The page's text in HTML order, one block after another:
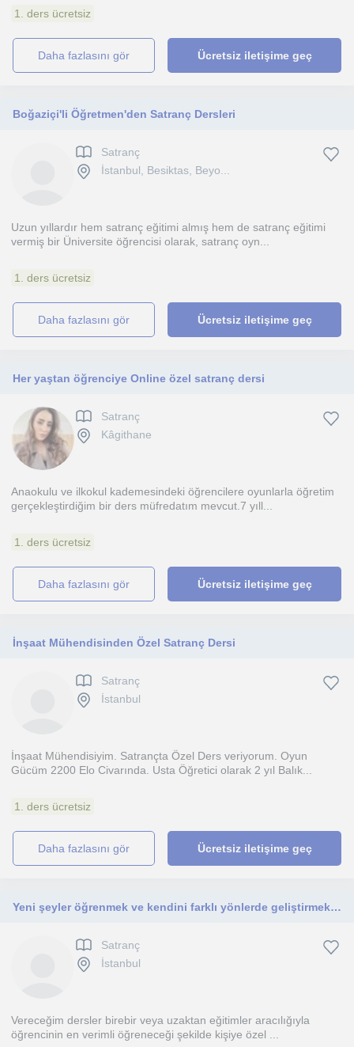
1. ders ücretsiz
daha fazlasını gör Ücretsiz iletişime geç
Boğaziçi'li Öğretmen'den Satranç Dersleri
Satranç
İstanbul, Besiktas, Beyo...
Uzun yıllardır hem satranç eğitimi almış hem de satranç eğitimi
vermiş bir Üniversite öğrencisi olarak, satranç oyn...
1. ders ücretsiz
daha fazlasını gör Ücretsiz iletişime geç
Her yaştan öğrenciye Online özel satranç dersi
Satranç
Kâgithane
Anaokulu ve ilkokul kademesindeki öğrencilere oyunlarla öğretim
gerçekleştirdiğim bir ders müfredatım mevcut.7 yıll...
1. ders ücretsiz
daha fazlasını gör Ücretsiz iletişime geç
İnşaat Mühendisinden Özel Satranç Dersi
Satranç
İstanbul
İnşaat Mühendisiyim. Satrançta Özel Ders veriyorum. Oyun
Gücüm 2200 Elo Civarında. Usta Öğretici olarak 2 yıl Balık...
1. ders ücretsiz
daha fazlasını gör Ücretsiz iletişime geç
Yeni şeyler öğrenmek ve kendini farklı yönlerde geliştirmek isteyen herkese yardımcı olmak için buradayım.
Satranç
İstanbul
Vereceğim dersler birebir veya uzaktan eğitimler aracılığıyla
öğrencinin en verimli öğreneceği şekilde kişiye özel ...